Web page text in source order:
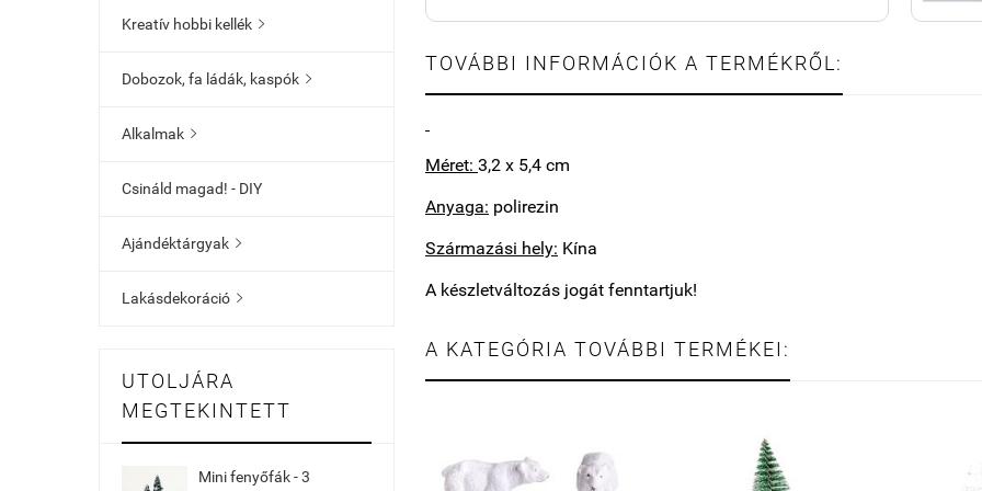
Kreatív hobbi kellék 
Dobozok, fa ládák, kaspók 
Alkalmak 
Csináld magad! - DIY
Ajándéktárgyak 
Lakásdekoráció 
UTOLJÁRA
MEGTEKINTETT
Mini fenyőfák - 3
TOVÁBBI INFORMÁCIÓK A TERMÉKRŐL:
Méret: 3,2 x 5,4 cm
Anyaga: polirezin
Származási hely: Kína
A készletváltozás jogát fenntartjuk!
A KATEGÓRIA TOVÁBBI TERMÉKEI: